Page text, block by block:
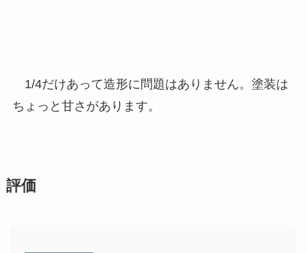
1/4だけあって造形に問題はありません。塗装は
ちょっと甘さがあります。
評価